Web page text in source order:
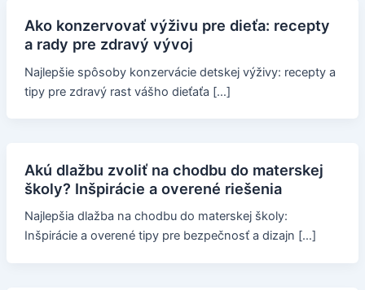
Ako konzervovať výživu pre dieťa: recepty
a rady pre zdravý vývoj
Najlepšie spôsoby konzervácie detskej výživy: recepty a
tipy pre zdravý rast vášho dieťaťa […]
Akú dlažbu zvoliť na chodbu do materskej
školy? Inšpirácie a overené riešenia
Najlepšia dlažba na chodbu do materskej školy:
Inšpirácie a overené tipy pre bezpečnosť a dizajn […]